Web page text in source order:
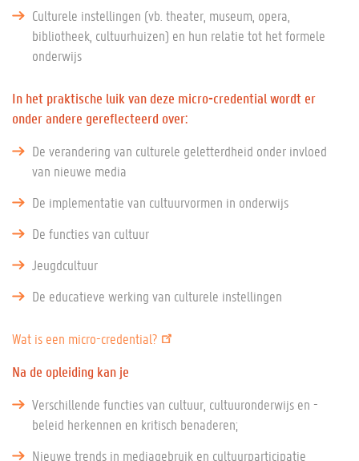
Culturele instellingen (vb. theater, museum, opera,
bibliotheek, cultuurhuizen) en hun relatie tot het formele
onderwijs
In het praktische luik van deze micro-credential wordt er
onder andere gereflecteerd over:
De verandering van culturele geletterdheid onder invloed
van nieuwe media
De implementatie van cultuurvormen in onderwijs
De functies van cultuur
Jeugdcultuur
De educatieve werking van culturele instellingen
Wat is een micro-credential?
Na de opleiding kan je
Verschillende functies van cultuur, cultuuronderwijs en -
beleid herkennen en kritisch benaderen;
Nieuwe trends in mediagebruik en cultuurparticipatie